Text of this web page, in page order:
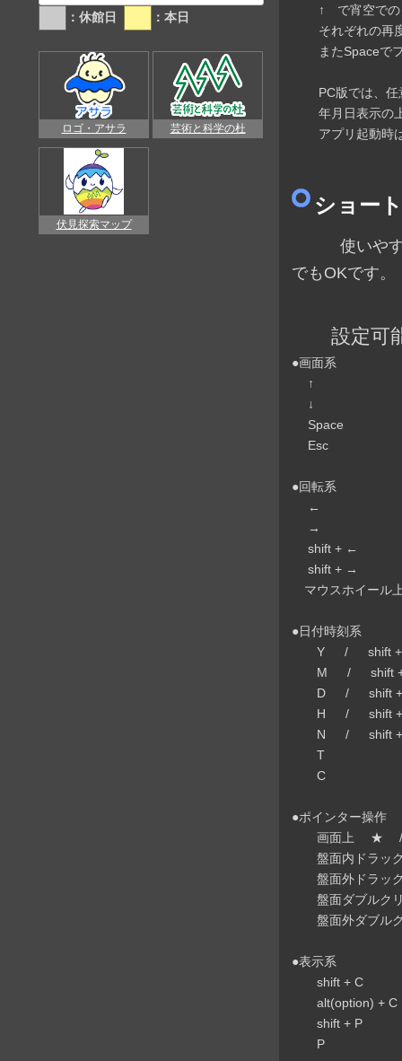
↑ で宵空での
それぞれの再
またSpaceで
PC版では、
年月日表示の
アプリ起動時
ショー
使いやすい
でもOKです。
設定可能
●画面系
↑
↓
Space
Esc
●回転系
←
→
shift + ←
shift + →
マウスホイール
●日付時刻系
Y / shift +
M / shift +
D / shift +
H / shift +
N / shift +
T
C
●ポインター操作
画面上 ★
盤面内ドラッ
盤面外ドラッ
盤面ダブルク
盤面外ダブル
●表示系
shift + C
alt(option) + C
shift + P
P
：休館日 ：本日
ロゴ・アサラ 芸術と科学の杜
伏見探索マップ